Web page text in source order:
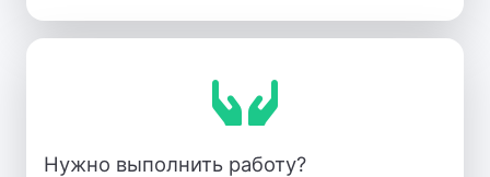
Нужно выполнить работу?